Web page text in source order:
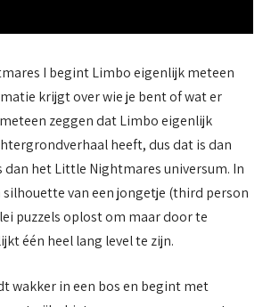
I begint Limbo eigenlijk meteen
krijgt over wie je bent of wat er
zeggen dat Limbo eigenlijk
heeft, dus dat is dan
het Little Nightmares universum. In
silhouette van een jongetje (third person
puzzels oplost om maar door te
één heel lang level te zijn.
wakker in een bos en begint met